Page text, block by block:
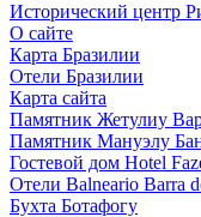
Исторический центр
О сайте
Карта Бразилии
Отели Бразилии
Карта сайта
Памятник Жетулиу
Памятник Мануэлу
Гостевой дом Hotel
Отели Balneario Barra
Бухта Ботафогу